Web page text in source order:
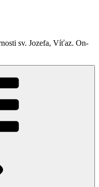
sv. Jozefa, Víťaz. On-